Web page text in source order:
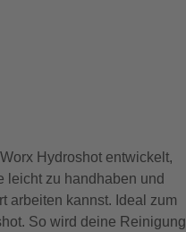
Hydroshot entwickelt,
leicht zu handhaben und
arbeiten kannst. Ideal zum
So wird deine Reinigung